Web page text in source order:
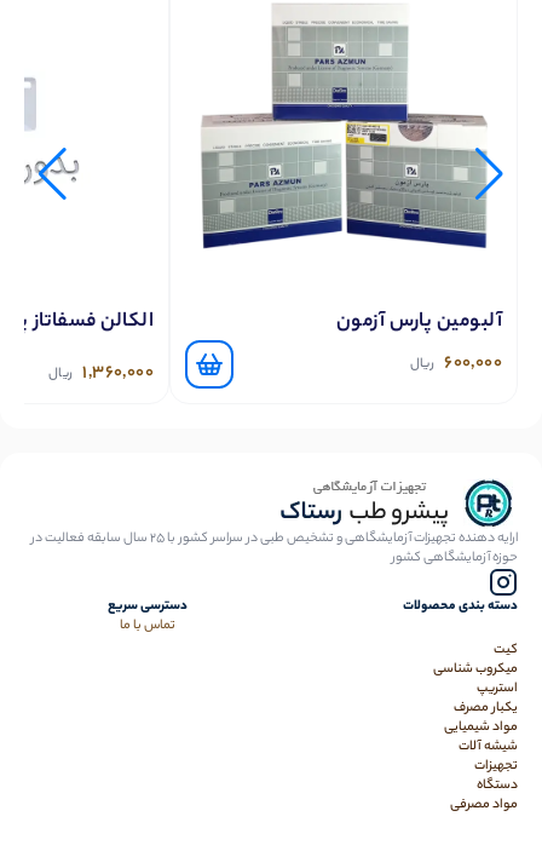
آلبومین پارس آزمون
600,000 ریال
الکالن فسفاتاز
1,360,000 ریال
ارایه دهنده تجهیزات آزمایشگاهی و تشخیص طبی در سراسر کشور با 25 سال سابقه فعالیت در
حوزه آزمایشگاهی کشور
دسته بندی محصولات
کیت
میکروب شناسی
استریپ
یکبار مصرف
مواد شیمیایی
شیشه آلات
تجهیزات
دستگاه
مواد مصرفی
دسترسی سریع
تماس با ما